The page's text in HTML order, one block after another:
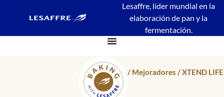
Lesaffre, líder mundial en la
elaboración de pan y la
fermentación.
Inicio / Mejoradores / XTEND LIFE